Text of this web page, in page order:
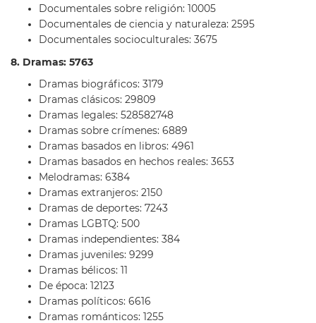
Documentales sobre religión: 10005
Documentales de ciencia y naturaleza: 2595
Documentales socioculturales: 3675
8. Dramas: 5763
Dramas biográficos: 3179
Dramas clásicos: 29809
Dramas legales: 528582748
Dramas sobre crímenes: 6889
Dramas basados en libros: 4961
Dramas basados en hechos reales: 3653
Melodramas: 6384
Dramas extranjeros: 2150
Dramas de deportes: 7243
Dramas LGBTQ: 500
Dramas independientes: 384
Dramas juveniles: 9299
Dramas bélicos: 11
De época: 12123
Dramas políticos: 6616
Dramas románticos: 1255